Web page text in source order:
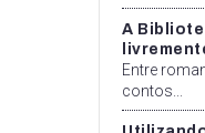
A
Entre
contos...